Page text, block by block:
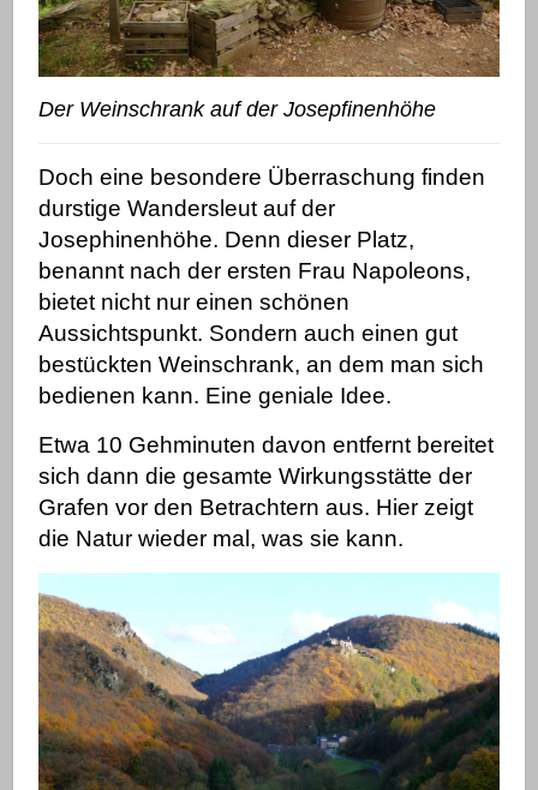
Der Weinschrank auf der Josepfinenhöhe
Doch eine besondere Überraschung finden
durstige Wandersleut auf der
Josephinenhöhe. Denn dieser Platz,
benannt nach der ersten Frau Napoleons,
bietet nicht nur einen schönen
Aussichtspunkt. Sondern auch einen gut
bestückten Weinschrank, an dem man sich
bedienen kann. Eine geniale Idee.
Etwa 10 Gehminuten davon entfernt bereitet
sich dann die gesamte Wirkungsstätte der
Grafen vor den Betrachtern aus. Hier zeigt
die Natur wieder mal, was sie kann.